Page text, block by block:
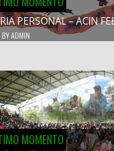
PERSONAL – ACIN
BYADMIN
MOMENTO